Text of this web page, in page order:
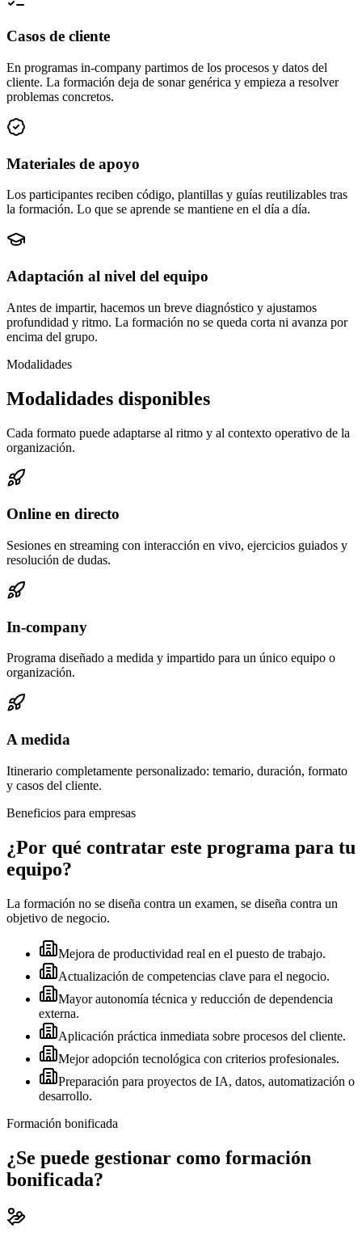
Casos de cliente
En programas in-company partimos de los procesos y datos del
cliente. La formación deja de sonar genérica y empieza a resolver
problemas concretos.
Materiales de apoyo
Los participantes reciben código, plantillas y guías reutilizables tras
la formación. Lo que se aprende se mantiene en el día a día.
Adaptación al nivel del equipo
Antes de impartir, hacemos un breve diagnóstico y ajustamos
profundidad y ritmo. La formación no se queda corta ni avanza por
encima del grupo.
Modalidades
Modalidades disponibles
Cada formato puede adaptarse al ritmo y al contexto operativo de la
organización.
Online en directo
Sesiones en streaming con interacción en vivo, ejercicios guiados y
resolución de dudas.
In-company
Programa diseñado a medida y impartido para un único equipo o
organización.
A medida
Itinerario completamente personalizado: temario, duración, formato
y casos del cliente.
Beneficios para empresas
¿Por qué contratar este programa para tu
equipo?
La formación no se diseña contra un examen, se diseña contra un
objetivo de negocio.
Mejora de productividad real en el puesto de trabajo.
Actualización de competencias clave para el negocio.
Mayor autonomía técnica y reducción de dependencia
externa.
Aplicación práctica inmediata sobre procesos del cliente.
Mejor adopción tecnológica con criterios profesionales.
Preparación para proyectos de IA, datos, automatización o
desarrollo.
Formación bonificada
¿Se puede gestionar como formación
bonificada?